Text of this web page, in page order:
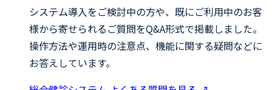
システム導入をご検討中の方や、既にご利用中のお客
様から寄せられるご質問をQ&A形式で掲載しました。
操作方法や運用時の注意点、機能に関する疑問などに
お答えしています。